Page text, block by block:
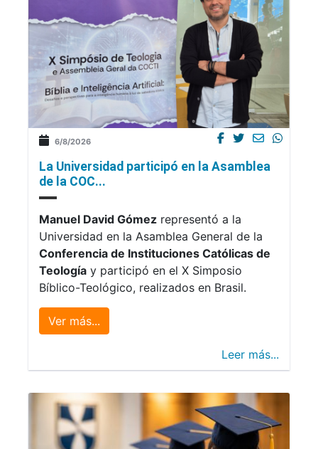
6/8/2026
La Universidad participó en la Asamblea
de la COC...
Manuel David Gómez representó a la
Universidad en la Asamblea General de la
Conferencia de Instituciones Católicas de
Teología y participó en el X Simposio
Bíblico-Teológico, realizados en Brasil.
Ver más...
Leer más...